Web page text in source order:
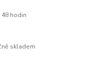
hodin
skladem